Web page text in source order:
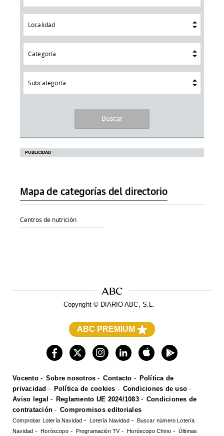
Localidad
Categoría
Subcategoría
Mapa de categorías del directorio
Centros de nutrición
Copyright © DIARIO ABC, S.L.
ABC PREMIUM
Vocento Sobre nosotros Contacto
Política de
privacidad
Política de cookies
Condiciones de uso
Aviso legal
Reglamento UE 2024/1083
Condiciones de
contratación
Compromisos editoriales
Comprobar Lotería Navidad Lotería Navidad
Buscar número Lotería
Navidad
Horóscopo Programación TV Horóscopo Chino Últimas
ABC Sevilla
Hoy
El Comercio
Ideal
Las Provincias
El Diario Montañés
Burgosconecta
Salamancahoy
Todoalicante
Huelva 24
XL Semanal
Mujerhoy
Six
Welife
Turium
Oferplan
Pisos.com
WomenNow
Renting Coches
Utamed AutoScout24